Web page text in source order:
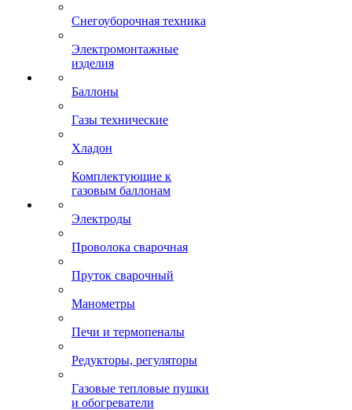
Снегоуборочная техника
Электромонтажные
изделия
Баллоны
Газы технические
Хладон
Комплектующие к
газовым баллонам
Электроды
Проволока сварочная
Пруток сварочный
Манометры
Печи и термопеналы
Редукторы, регуляторы
Газовые тепловые пушки
и обогреватели